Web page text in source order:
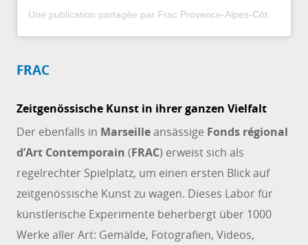
Une publication partagée par Frac Provence-Alpes-Côted’Azur (@frac_provencealpescotedazur)
FRAC
Zeitgenössische Kunst in ihrer ganzen Vielfalt
Der ebenfalls in Marseilleansässige Fonds régional
d’Art Contemporain (FRAC) erweist sich als
regelrechter Spielplatz, um einen ersten Blick auf
zeitgenössische Kunst zu wagen. Dieses Labor für
künstlerische Experimente beherbergt über 1000
Werke aller Art: Gemälde, Fotografien, Videos,